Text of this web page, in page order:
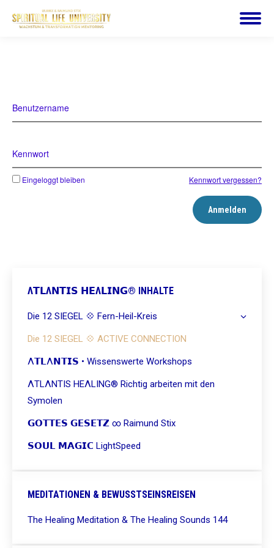
Benutzername
Kennwort
Eingeloggt bleiben Kennwort vergessen?
Λ𝗧𝗟Λ𝗡𝗧𝗜𝗦 𝗛𝗘Λ𝗟𝗜𝗡𝗚® INHALTE
Die 12 SIEGEL 💠 Fern-Heil-Kreis
Die 12 SIEGEL 💠 ACTIVE CONNECTION
Λ𝗧𝗟Λ𝗡𝗧𝗜𝗦 • Wissenswerte Workshops
ΛTLΛNTIS HEΛLING® Richtig arbeiten mit den
Symolen
𝗚𝗢𝗧𝗧𝗘𝗦 𝗚𝗘𝗦𝗘𝗧𝗭 ∞ Raimund Stix
𝗦𝗢𝗨𝗟 𝗠𝗔𝗚𝗜𝗖 LightSpeed
MEDITATIONEN & BEWUSSTSEINSREISEN
The Healing Meditation & The Healing Sounds 144